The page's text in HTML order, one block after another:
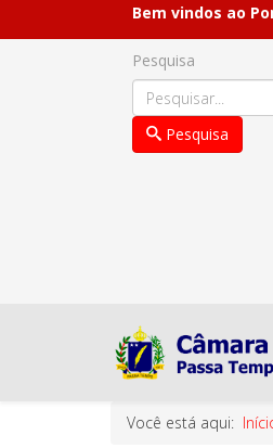
Bem vindos ao
Pesquisa
Pesquisa
Você está aqui: